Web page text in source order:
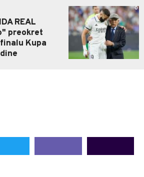
REAL
preokret
Kupa
0